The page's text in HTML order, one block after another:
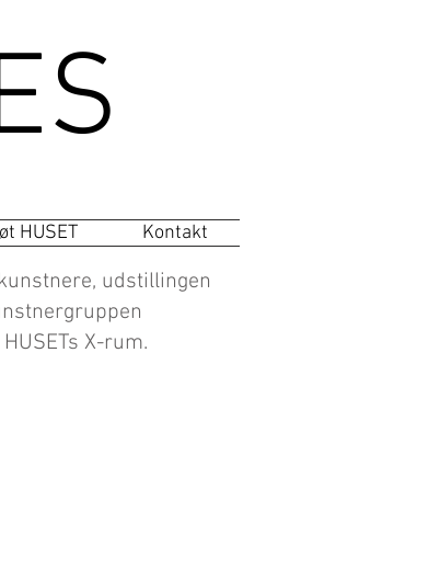
HUSET Kontakt
udstillingen
X-rum.